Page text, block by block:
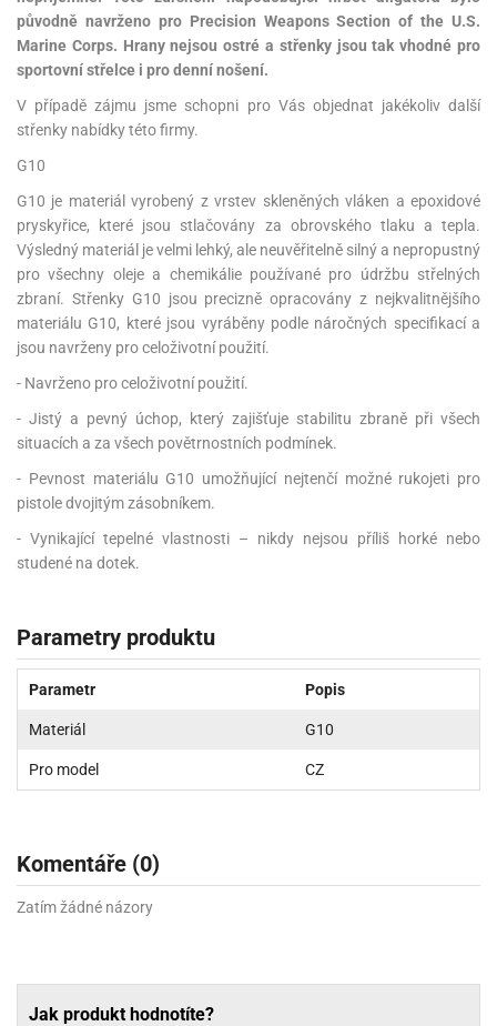
původně navrženo pro Precision Weapons Section of the U.S.
Marine Corps. Hrany nejsou ostré a střenky jsou tak vhodné pro
sportovní střelce i pro denní nošení.
V případě zájmu jsme schopni pro Vás objednat jakékoliv další
střenky nabídky této firmy.
G10
G10 je materiál vyrobený z vrstev skleněných vláken a epoxidové
pryskyřice, které jsou stlačovány za obrovského tlaku a tepla.
Výsledný materiál je velmi lehký, ale neuvěřitelně silný a nepropustný
pro všechny oleje a chemikálie používané pro údržbu střelných
zbraní. Střenky G10 jsou precizně opracovány z nejkvalitnějšího
materiálu G10, které jsou vyráběny podle náročných specifikací a
jsou navrženy pro celoživotní použití.
- Navrženo pro celoživotní použití.
- Jistý a pevný úchop, který zajišťuje stabilitu zbraně při všech
situacích a za všech povětrnostních podmínek.
- Pevnost materiálu G10 umožňující nejtenčí možné rukojeti pro
pistole dvojitým zásobníkem.
- Vynikající tepelné vlastnosti – nikdy nejsou příliš horké nebo
studené na dotek.
Parametry produktu
Parametr Popis
Materiál G10
Pro model CZ
Komentáře (0)
Zatím žádné názory
Jak produkt hodnotíte?